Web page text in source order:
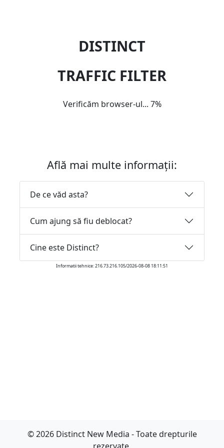
DISTINCT
TRAFFIC FILTER
Verificăm browser-ul... 7%
Află mai multe informații:
De ce văd asta?
Cum ajung să fiu deblocat?
Cine este Distinct?
Informatii tehnice: 216.73.216.105/2026-08-08 18:11:51
© 2026 Distinct New Media - Toate drepturile